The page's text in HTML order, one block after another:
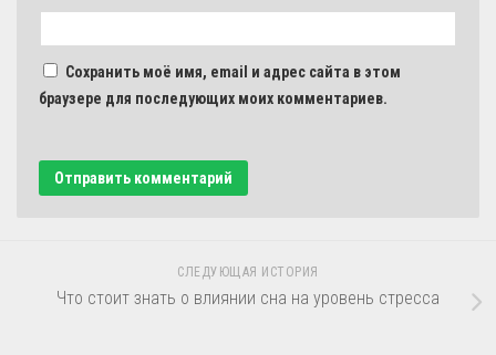
Сохранить моё имя, email и адрес сайта в этом
браузере для последующих моих комментариев.
СЛЕДУЮЩАЯ ИСТОРИЯ
Что стоит знать о влиянии сна на уровень стресса